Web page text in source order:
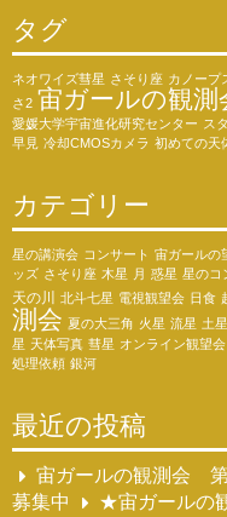
タグ
ネオワイズ彗星 さそり座 カノープ
さ2 宙ガールの観測
愛媛大学宇宙進化研究センター ス
早見 冷却CMOSカメラ 初めての天
カテゴリー
星の講演会 コンサート 宙ガールの
ッズ さそり座 木星 月 惑星 星のコ
天の川 北斗七星 電視観望会 日食
測会 夏の大三角 火星 流星 土星
星 天体写真 彗星 オンライン観望会
処理依頼 銀河
最近の投稿
宙ガールの観測会
募集中
★宙ガールの